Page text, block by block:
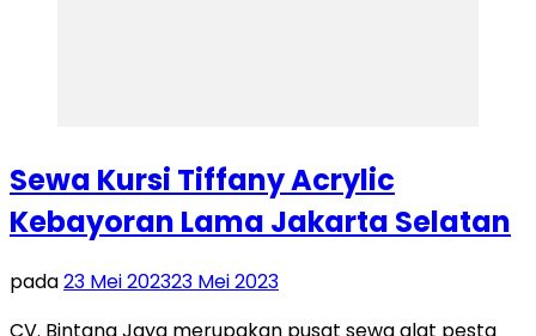
Sewa Kursi Tiffany Acrylic
Kebayoran Lama Jakarta Selatan
pada23 Mei 202323 Mei 2023